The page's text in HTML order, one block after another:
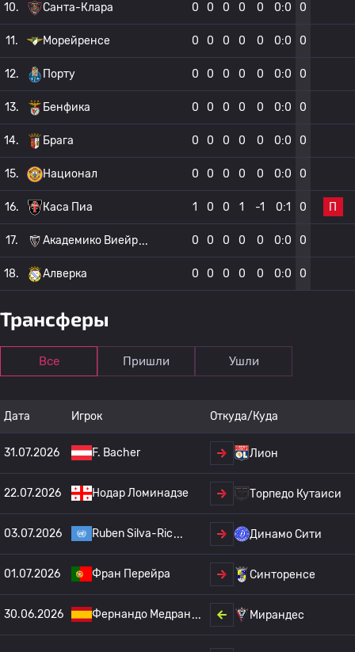
10. Санта-Клара 0 0 0 0 0 0:0 0
11. Морейренсе 0 0 0 0 0 0:0 0
12. Порту 0 0 0 0 0 0:0 0
13. Бенфика 0 0 0 0 0 0:0 0
14. Брага 0 0 0 0 0 0:0 0
15. Национал 0 0 0 0 0 0:0 0
16. Каса Пиа 1 0 0 1 -1 0:1 0 П
17. Академико Виейр 0 0 0 0 0 0:0 0
18. Алверка 0 0 0 0 0 0:0 0
Трансферы
Все Пришли Ушли
Дата Игрок Откуда/Куда
31.07.2026 F. Bacher Лион
22.07.2026 Нодар Ломинадзе Торпедо Кутаиси
03.07.2026 Ruben Silva-Ric Динамо Сити
01.07.2026 Фран Перейра Синторенсе
30.06.2026 Фернандо Медран Мирандес